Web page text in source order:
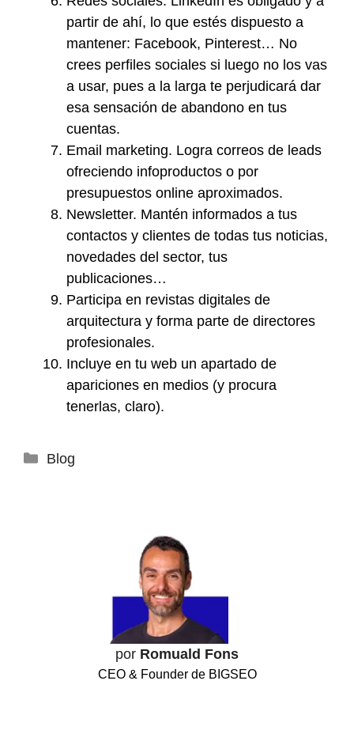
partir de ahí, lo que estés dispuesto a
mantener: Facebook, Pinterest… No
crees perfiles sociales si luego no los vas
a usar, pues a la larga te perjudicará dar
esa sensación de abandono en tus
cuentas.
Email marketing. Logra correos de leads
ofreciendo infoproductos o por
presupuestos online aproximados.
Newsletter. Mantén informados a tus
contactos y clientes de todas tus noticias,
novedades del sector, tus
publicaciones…
Participa en revistas digitales de
arquitectura y forma parte de directores
profesionales.
Incluye en tu web un apartado de
apariciones en medios (y procura
tenerlas, claro).
Categorías
Blog
por Romuald Fons
CEO & Founder de BIGSEO